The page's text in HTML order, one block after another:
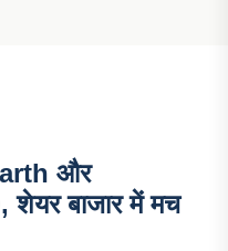
और
बाजार में मच